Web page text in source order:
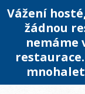
Vážení
žádnou
nemáme